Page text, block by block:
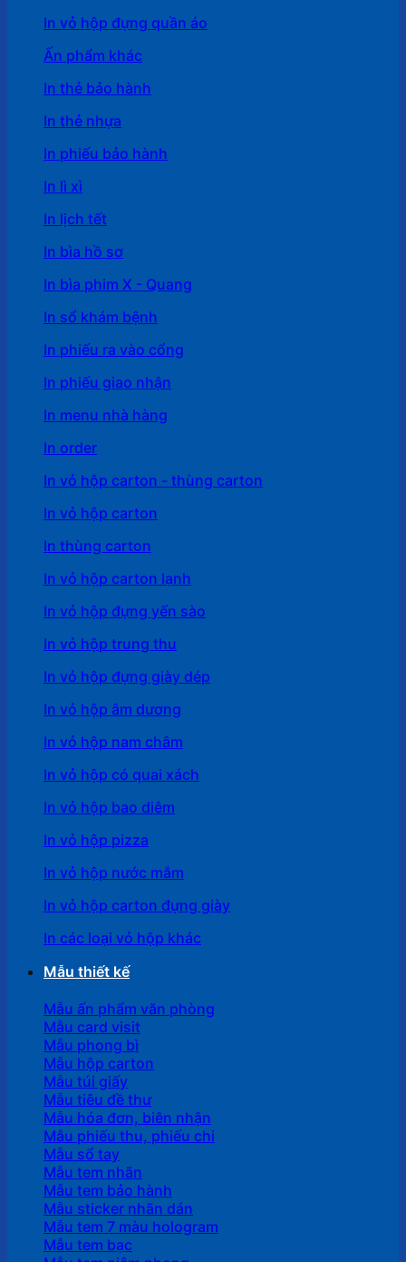
In vỏ hộp đựng quần áo
Ấn phẩm khác
In thẻ bảo hành
In thẻ nhựa
In phiếu bảo hành
In lì xì
In lịch tết
In bìa hồ sơ
In bìa phim X - Quang
In sổ khám bệnh
In phiếu ra vào cổng
In phiếu giao nhận
In menu nhà hàng
In order
In vỏ hộp carton - thùng carton
In vỏ hộp carton
In thùng carton
In vỏ hộp carton lạnh
In vỏ hộp đựng yến sào
In vỏ hộp trung thu
In vỏ hộp đựng giày dép
In vỏ hộp âm dương
In vỏ hộp nam châm
In vỏ hộp có quai xách
In vỏ hộp bao diêm
In vỏ hộp pizza
In vỏ hộp nước mắm
In vỏ hộp carton đựng giày
In các loại vỏ hộp khác
Mẫu thiết kế
Mẫu ấn phẩm văn phòng
Mẫu card visit
Mẫu phong bì
Mẫu hộp carton
Mẫu túi giấy
Mẫu tiêu đề thư
Mẫu hóa đơn, biên nhận
Mẫu phiếu thu, phiếu chi
Mẫu sổ tay
Mẫu tem nhãn
Mẫu tem bảo hành
Mẫu sticker nhãn dán
Mẫu tem 7 màu hologram
Mẫu tem bạc